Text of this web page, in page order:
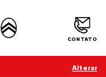
CONTATO
Alterar